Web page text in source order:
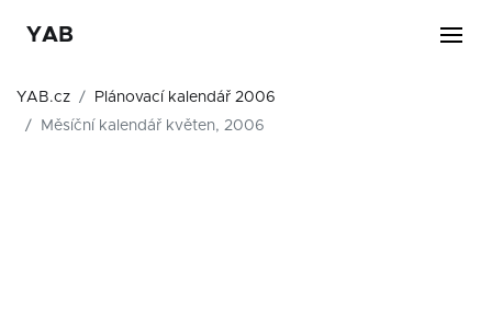
YAB
YAB.cz
Plánovací kalendář 2006
Měsíční kalendář květen, 2006